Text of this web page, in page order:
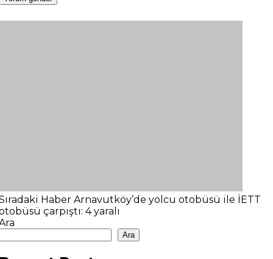
Haber Arnavutköy’de yolcu otobüsü ile İETT
çarpıştı: 4 yaralı
Ara